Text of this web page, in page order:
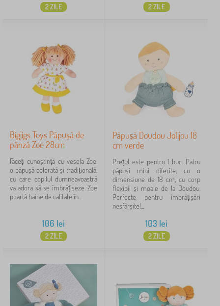
2 ZILE 2 ZILE
Bigjigs Toys Păpușă de
pânză Zoe 28cm
Faceți cunoștință cu vesela Zoe,
o păpușă colorată și tradițională,
cu care copilul dumneavoastră
va adora să se îmbrățișeze. Zoe
poartă haine de calitate în...
106 lei
2 ZILE
Păpușă Doudou Jolijou 18
cm verde
Prețul este pentru 1 buc. Patru
păpuși mini diferite, cu o
dimensiune de 18 cm, cu corp
flexibil și moale de la Doudou.
Perfecte pentru îmbrățișări
nesfârșite!...
103 lei
2 ZILE